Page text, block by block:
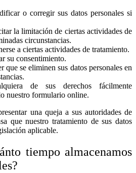
o corregir sus datos personales si
la limitación de ciertas actividades de
circunstancias.
a ciertas actividades de tratamiento.
su consentimiento.
que se eliminen sus datos personales en
de sus derechos fácilmente
nuestro formulario online.
una queja a sus autoridades de
que nuestro tratamiento de sus datos
aplicable.
tiempo almacenamos